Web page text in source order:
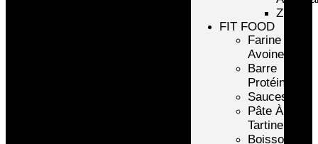
ZMA
FIT FOOD
Farine
Avoine/Riz
Barre
Protéinée
Sauces
Pâte À
Tartiner
Boissons